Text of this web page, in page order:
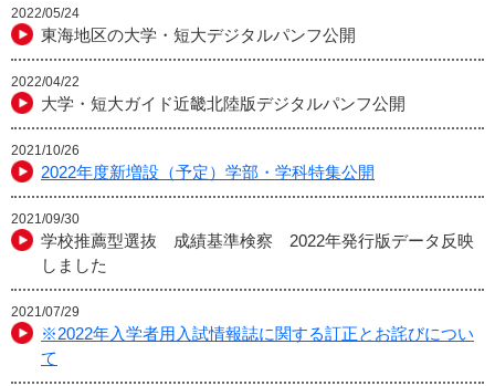
2022/05/24
東海地区の大学・短大デジタルパンフ公開
2022/04/22
大学・短大ガイド近畿北陸版デジタルパンフ公開
2021/10/26
2022年度新増設（予定）学部・学科特集公開
2021/09/30
学校推薦型選抜 成績基準検察 2022年発行版データ反映
しました
2021/07/29
※2022年入学者用入試情報誌に関する訂正とお詫びについ
て